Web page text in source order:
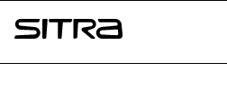
Siirry
suoraan
Sitra